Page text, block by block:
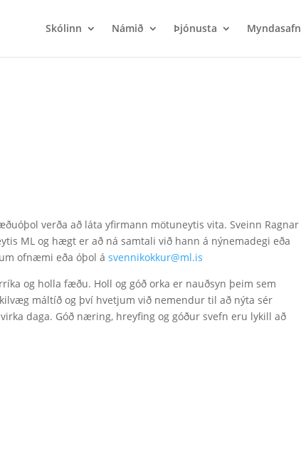
Skólinn Námið Þjónusta Myndasafn
verða að láta yfirmann mötuneytis vita. Sveinn Ragnar
ML og hægt er að ná samtali við hann á nýnemadegi eða
ofnæmi eða óþol ásvennikokkur@ml.is
og holla fæðu. Holl og góð orka er nauðsyn þeim sem
máltíð og því hvetjum við nemendur til að nýta sér
daga. Góð næring, hreyfing og góður svefn eru lykill að